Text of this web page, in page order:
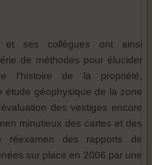
et ses collègues ont ainsi
de méthodes pour élucider
l'histoire de la propriété,
étude géophysique de la zone
des vestiges encore
minutieux des cartes et des
réexamen des rapports de
sur place en 2006 par une